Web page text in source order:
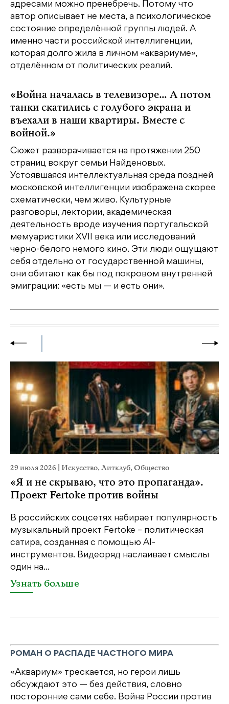
адресами можно пренебречь. Потому что
автор описывает не места, а психологическое
состояние определённой группы людей. А
именно части российской интеллигенции,
которая долго жила в личном «аквариуме»,
отделённом от политических реалий.
«Война началась в телевизоре… А потом
танки скатились с голубого экрана и
въехали в наши квартиры. Вместе с
войной.»
Сюжет разворачивается на протяжении 250
страниц вокруг семьи Найденовых.
Устоявшаяся интеллектуальная среда поздней
московской интеллигенции изображена скорее
схематически, чем живо. Культурные
разговоры, лектории, академическая
деятельность вроде изучения португальской
мемуаристики XVII века или исследований
черно-белого немого кино. Эти люди ощущают
себя отдельно от государственной машины,
они обитают как бы под покровом внутренней
эмиграции: «есть мы — и есть они».
29 июля 2026 Искусство,Литклуб,Общество
«Я и не скрываю, что это пропаганда».
Проект Fertoke против войны
В российских соцсетях набирает популярность
музыкальный проект Fertoke – политическая
сатира, созданная с помощью AI-
инструментов. Видеоряд наслаивает смыслы
один на...
Узнать больше
РОМАН О РАСПАДЕ ЧАСТНОГО МИРА
«Аквариум» трескается, но герои лишь
обсуждают это — без действия, словно
посторонние сами себе. Война России против